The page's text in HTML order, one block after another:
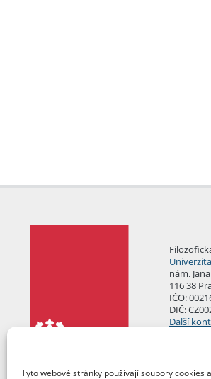
Tyto webové stránky používají soubory cookies
nám.
116 38
IČO:
DIČ:
Další